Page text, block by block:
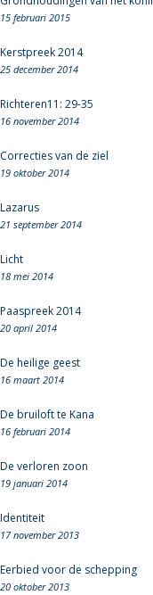
15 februari 2015
Kerstpreek 2014
25 december 2014
Richteren11: 29-35
16 november 2014
Correcties van de ziel
19 oktober 2014
Lazarus
21 september 2014
Licht
18 mei 2014
Paaspreek 2014
20 april 2014
De heilige geest
16 maart 2014
De bruiloft te Kana
16 februari 2014
De verloren zoon
19 januari 2014
Identiteit
17 november 2013
Eerbied voor de schepping
20 oktober 2013